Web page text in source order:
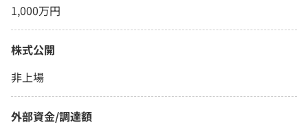
1,000万円
株式公開
非上場
外部資金/調達額